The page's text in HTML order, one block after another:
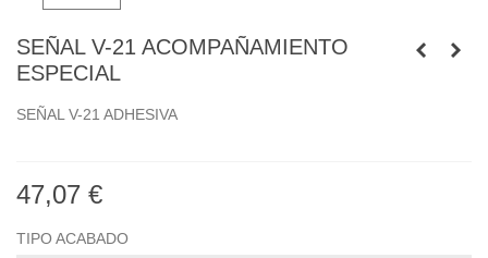
SEÑAL V-21 ACOMPAÑAMIENTO
ESPECIAL
SEÑAL V-21 ADHESIVA
47,07 €
TIPO ACABADO